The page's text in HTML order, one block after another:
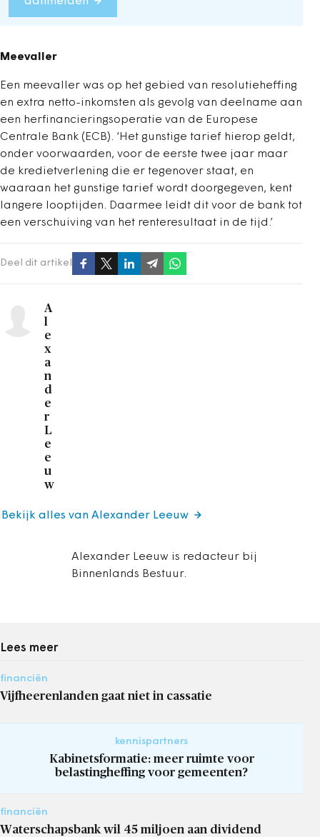
Meevaller
Een meevaller was op het gebied van resolutieheffing
en extra netto-inkomsten als gevolg van deelname aan
een herfinancieringsoperatie van de Europese
Centrale Bank (ECB). ‘Het gunstige tarief hierop geldt,
onder voorwaarden, voor de eerste twee jaar maar
de kredietverlening die er tegenover staat, en
waaraan het gunstige tarief wordt doorgegeven, kent
langere looptijden. Daarmee leidt dit voor de bank tot
een verschuiving van het renteresultaat in de tijd.’
Deel dit artikel
A
l
e
x
a
n
d
e
r
L
e
e
u
w
Alexander Leeuw is redacteur bij
Binnenlands Bestuur.
Bekijk alles van Alexander Leeuw
Lees meer
financiën
Vijfheerenlanden gaat niet in cassatie
kennispartners
Kabinetsformatie: meer ruimte voor
belastingheffing voor gemeenten?
financiën
Waterschapsbank wil 45 miljoen aan dividend